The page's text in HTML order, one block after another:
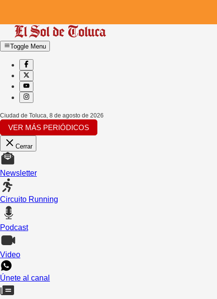
Toggle Menu
Ciudad de Toluca 8 de agosto de 2026
VER MÁS PERIÓDICOS
Cerrar
Newsletter
Circuito Running
Podcast
Video
Únete al canal